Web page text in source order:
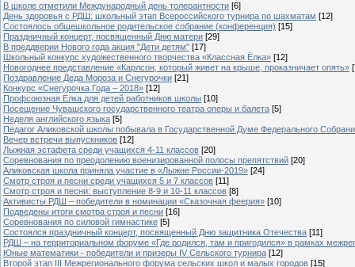
В школе отметили Международный день толерантности [6]
День здоровья с РДШ: школьный этап Всероссийского турнира по шахматам [12]
Состоялось общешкольное родительское собрание (конференция) [15]
Праздничный концерт, посвященный Дню матери [29]
В преддверии Нового года акция "Дети детям" [17]
Школьный конкурс художественного творчества «Классная Ёлка» [12]
Новогоднее представление «Карлсон, который живет на крыше, проказничает опять»
Поздравление Деда Мороза и Снегурочки [21]
Конкурс «Снегурочка Года – 2018» [12]
Профсоюзная Елка для детей работников школы [10]
Посещение Чувашского государственного театра оперы и балета [5]
Неделя английского языка [5]
Педагог Аликовской школы побывала в Государственной Думе Федерального
Вечер встречи выпускников [12]
Лыжная эстафета среди учащихся 4-11 классов [20]
Cоревнования по преодолению военизированной полосы препятствий [20]
Аликовская школа приняла участие в «Лыжне России-2019» [24]
Смотр строя и песни среди учащихся 5 и 7 классов [11]
Смотр строя и песни: выступление 8-9 и 10-11 классов [8]
Активисты РДШ – победители в номинации «Сказочная феерия» [10]
Подведены итоги смотра строя и песни [16]
Соревнования по силовой гимнастике [5]
Состоялся праздничный концерт, посвященный Дню защитника Отечества [11]
РДШ – на территориальном форуме «Где родился, там и пригодился» в рамках
Юные математики - победители и призеры IV Сельского турнира [12]
Второй этап III Межрегионального форума сельских школ и малых городов [15]